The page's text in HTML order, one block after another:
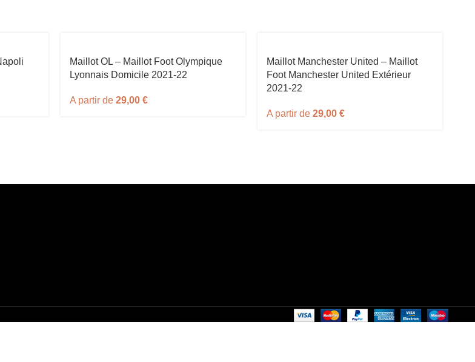
Maillot OL – Maillot Foot Olympique
Lyonnais Domicile 2021-22
A partir de 29,00 €
Maillot Manchester United – Maillot
Foot Manchester United Extérieur
2021-22
A partir de 29,00 €